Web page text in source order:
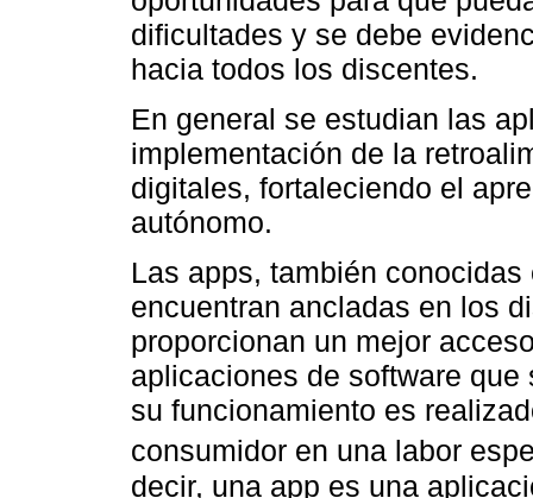
dificultades y se debe
hacia todos los discentes.
En general se estudian las
implementación de la
digitales, fortaleciendo el
autónomo.
Las apps, también
encuentran ancladas en los
proporcionan un mejor
aplicaciones de software
su funcionamiento es
consumidor en una labor
decir, una app es una